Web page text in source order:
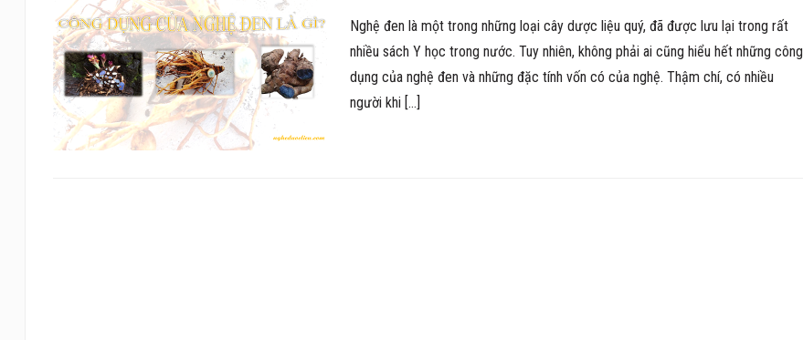
Nghệ đen là một trong những loại cây dược liệu quý, đã được lưu lại trong rất
nhiều sách Y học trong nước. Tuy nhiên, không phải ai cũng hiểu hết những công
dụng của nghệ đen và những đặc tính vốn có của nghệ. Thậm chí, có nhiều
người khi […]